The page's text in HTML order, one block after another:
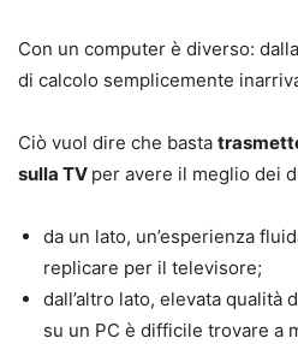
Con un computer è diverso:
di calcolo semplicemente
Ciò vuol dire che basta
sulla TV per avere il meglio dei
da un lato, un’esperienza
replicare per il televisore;
dall’altro lato, elevata qualità
su un PC è difficile trovare a